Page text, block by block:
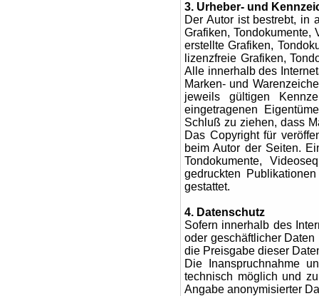
3. Urheber- und
Der Autor ist bestrebt, in
Grafiken, Tondokumente,
erstellte Grafiken,
lizenzfreie Grafiken,
Alle innerhalb des
Marken- und
jeweils gültigen
eingetragenen
Schluß zu ziehen, dass
Das Copyright für
beim Autor der Seiten.
Tondokumente,
gedruckten
gestattet.
4. Datenschutz
Sofern innerhalb des
oder geschäftlicher Daten
die Preisgabe dieser
Die Inanspruchnahme
technisch möglich und
Angabe anonymisierter